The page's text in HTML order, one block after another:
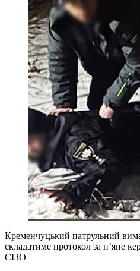
Кременчуцький патрульний
складатиме протокол за п’яне
СІЗО